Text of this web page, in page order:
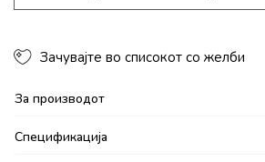
Зачувајте во списокот со желби
За производот
Спецификација